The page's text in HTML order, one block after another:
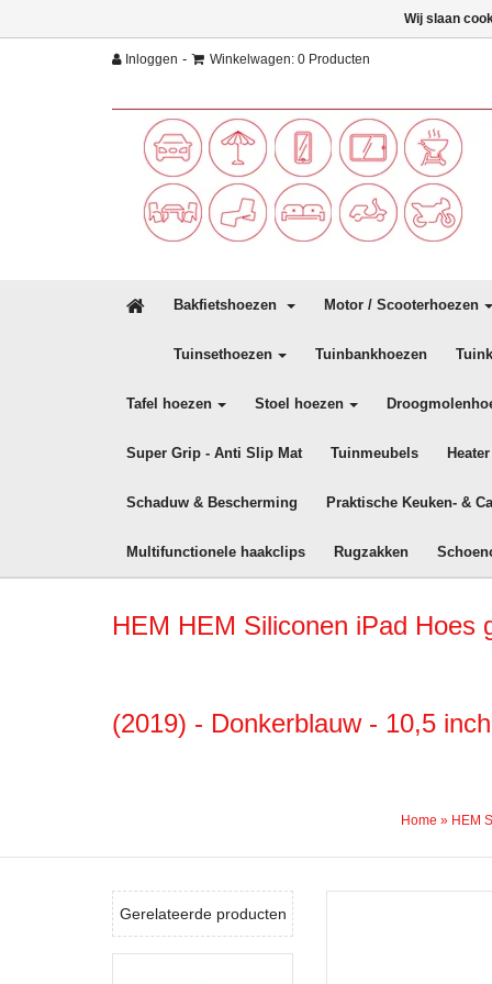
Inloggen - Winkelwagen: 0 Producten
Bakfietshoezen Motor / Scooterhoezen
Tuinsethoezen Tuinbankhoezen
Tafel hoezen Stoel hoezen
Super Grip - Anti Slip Mat Tuinmeubels
Schaduw & Bescherming Praktische Keuken- &
Multifunctionele haakclips Rugzakken
HEM HEM Siliconen iPad Hoes
(2019) - Donkerblauw - 10,5
Home » HEM
Gerelateerde producten
Wij slaan